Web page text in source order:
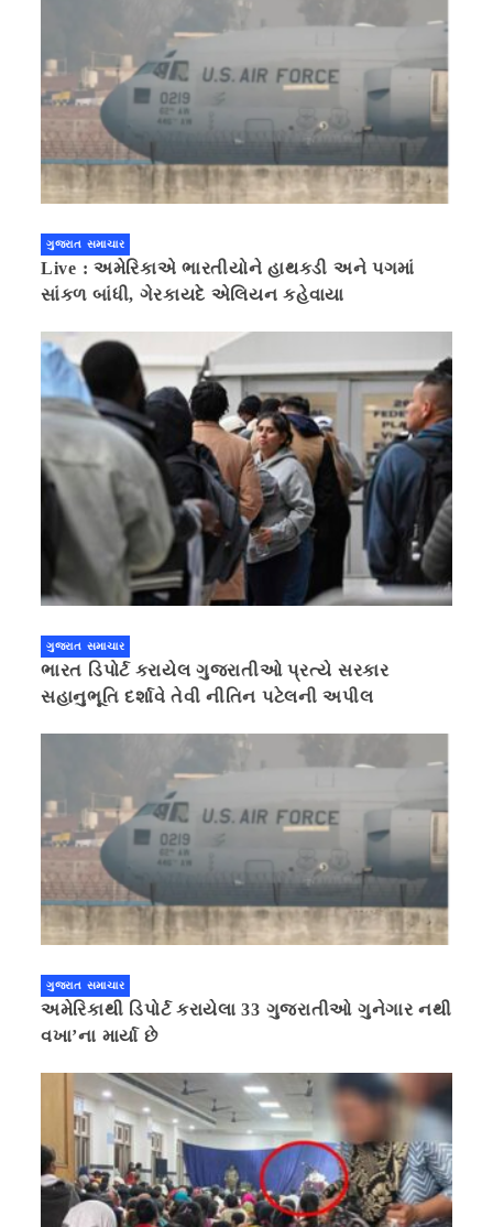
ગુજરાત સમાચાર
Live : અમેરિકાએ ભારતીયોને હાથકડી અને પગમાં
સાંકળ બાંધી, ગેરકાયદે એલિયન કહેવાયા
ગુજરાત સમાચાર
ભારત ડિપોર્ટ કરાયેલ ગુજરાતીઓ પ્રત્યે સરકાર
સહાનુભૂતિ દર્શાવે તેવી નીતિન પટેલની અપીલ
ગુજરાત સમાચાર
અમેરિકાથી ડિપોર્ટ કરાયેલા 33 ગુજરાતીઓ ગુનેગાર નથી
વખા’ના માર્યા છે